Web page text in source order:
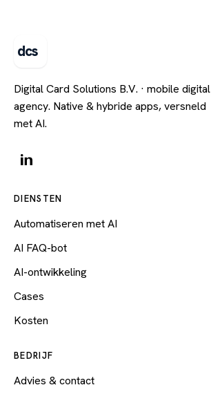
dcs
Digital Card Solutions B.V. · mobile digital
agency. Native & hybride apps, versneld
met AI.
DIENSTEN
Automatiseren met AI
AI FAQ-bot
AI-ontwikkeling
Cases
Kosten
BEDRIJF
Advies & contact